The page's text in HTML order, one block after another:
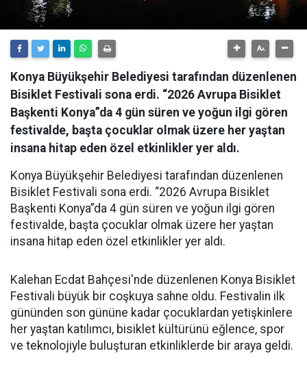
Konya Büyükşehir Belediyesi tarafından düzenlenen
Bisiklet Festivali sona erdi. “2026 Avrupa Bisiklet
Başkenti Konya”da 4 gün süren ve yoğun ilgi gören
festivalde, başta çocuklar olmak üzere her yaştan
insana hitap eden özel etkinlikler yer aldı.
Konya Büyükşehir Belediyesi tarafından düzenlenen
Bisiklet Festivali sona erdi. “2026 Avrupa Bisiklet
Başkenti Konya”da 4 gün süren ve yoğun ilgi gören
festivalde, başta çocuklar olmak üzere her yaştan
insana hitap eden özel etkinlikler yer aldı.
Kalehan Ecdat Bahçesi'nde düzenlenen Konya Bisiklet
Festivali büyük bir coşkuya sahne oldu. Festivalin ilk
gününden son gününe kadar çocuklardan yetişkinlere
her yaştan katılımcı, bisiklet kültürünü eğlence, spor
ve teknolojiyle buluşturan etkinliklerde bir araya geldi.